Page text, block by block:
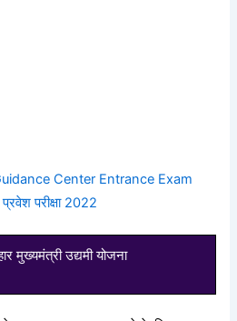
Center Entrance Exam
परीक्षा 2022
मुख्यमंत्री उद्यमी योजना